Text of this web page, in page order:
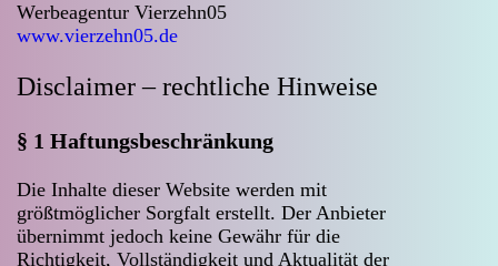
Werbeagentur Vierzehn05
www.vierzehn05.de
Disclaimer – rechtliche Hinweise
§ 1 Haftungsbeschränkung
Die Inhalte dieser Website werden mit
größtmöglicher Sorgfalt erstellt. Der Anbieter
übernimmt jedoch keine Gewähr für die
Richtigkeit, Vollständigkeit und Aktualität der